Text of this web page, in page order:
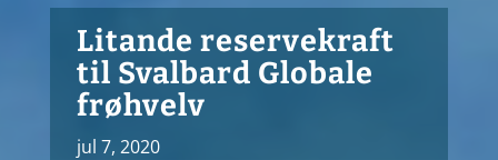
Litande reservekraft
til Svalbard Globale
frøhvelv
jul 7, 2020